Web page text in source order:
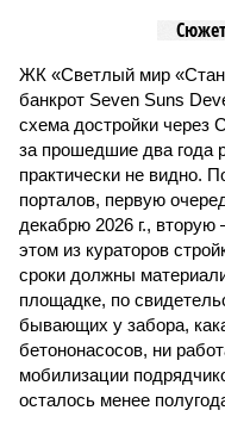
ЖК «Светлый мир
банкрот Seven Suns
схема достройки через
за прошедшие два года
практически не видно.
порталов, первую
декабрю 2026 г., вторую
этом из кураторов
сроки должны
площадке, по
бывающих у забора,
бетононасосов, ни
мобилизации
осталось менее